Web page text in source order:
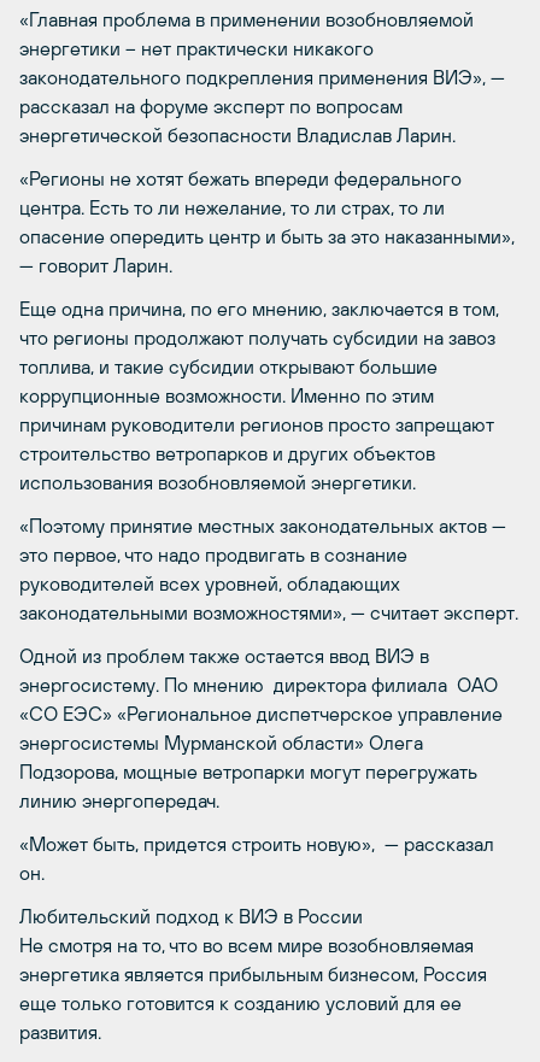
«Главная проблема в применении возобновляемой
энергетики – нет практически никакого
законодательного подкрепления применения ВИЭ», —
рассказал на форуме эксперт по вопросам
энергетической безопасности Владислав Ларин.
«Регионы не хотят бежать впереди федерального
центра. Есть то ли нежелание, то ли страх, то ли
опасение опередить центр и быть за это наказанными»,
— говорит Ларин.
Еще одна причина, по его мнению, заключается в том,
что регионы продолжают получать субсидии на завоз
топлива, и такие субсидии открывают большие
коррупционные возможности. Именно по этим
причинам руководители регионов просто запрещают
строительство ветропарков и других объектов
использования возобновляемой энергетики.
«Поэтому принятие местных законодательных актов —
это первое, что надо продвигать в сознание
руководителей всех уровней, обладающих
законодательными возможностями», — считает эксперт.
Одной из проблем также остается ввод ВИЭ в
энергосистему. По мнению директора филиала ОАО
«СО ЕЭС» «Региональное диспетчерское управление
энергосистемы Мурманской области» Олега
Подзорова, мощные ветропарки могут перегружать
линию энергопередач.
«Может быть, придется строить новую», — рассказал
он.
Любительский подход к ВИЭ в России
Не смотря на то, что во всем мире возобновляемая
энергетика является прибыльным бизнесом, Россия
еще только готовится к созданию условий для ее
развития.